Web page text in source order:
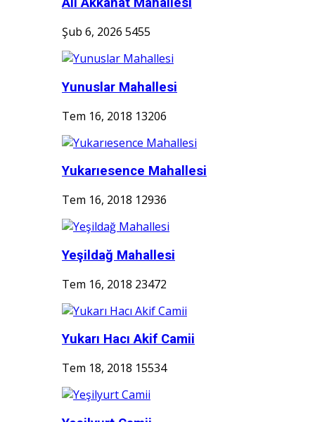
Ali Akkanat Mahallesi
Şub 6, 2026 5455
Yunuslar Mahallesi
Tem 16, 2018 13206
Yukarıesence Mahallesi
Tem 16, 2018 12936
Yeşildağ Mahallesi
Tem 16, 2018 23472
Yukarı Hacı Akif Camii
Tem 18, 2018 15534